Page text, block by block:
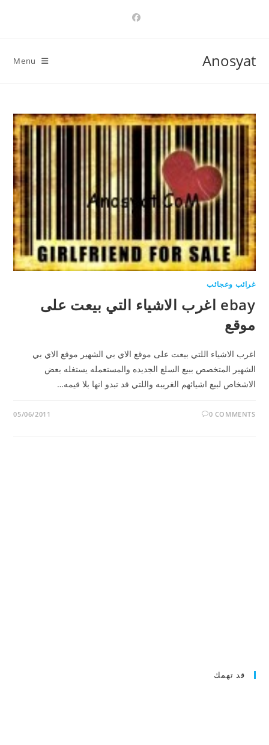
Anosyat
Menu
غرائب وعجائب
ebay اغرب الاشياء التي بيعت على
موقع
اغرب الاشياء اللتي بيعت على موقع الاي بي الشهير موقع الاي بي
الشهير المتخصص ببيع السلع الجديده والمستعمله يستغله بعض
الاشخاص لبيع اشيائهم الغريبه واللتي قد تبدو انها بلا قيمه…
0 COMMENTS
05/06/2011
قد تهمك